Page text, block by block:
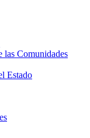
las Comunidades
Estado